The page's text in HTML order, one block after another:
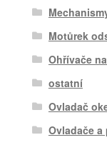
Motůrek
Ohřívače
ostatní
Ovladač
Ovladače